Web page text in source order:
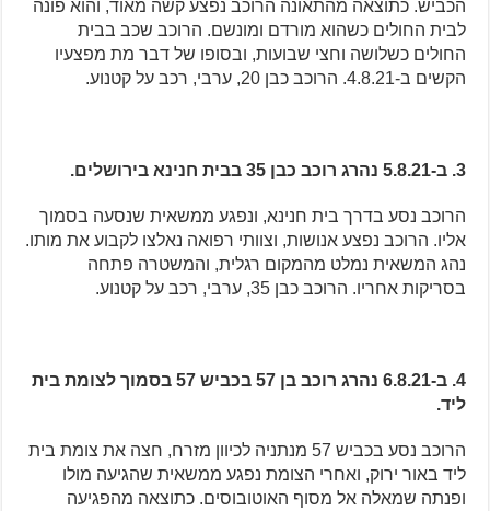
הכביש. כתוצאה מהתאונה הרוכב נפצע קשה מאוד, והוא פונה
לבית החולים כשהוא מורדם ומונשם. הרוכב שכב בבית
החולים כשלושה וחצי שבועות, ובסופו של דבר מת מפצעיו
הקשים ב-4.8.21. הרוכב כבן 20, ערבי, רכב על קטנוע.
3. ב-5.8.21 נהרג רוכב כבן 35 בבית חנינא בירושלים.
הרוכב נסע בדרך בית חנינא, ונפגע ממשאית שנסעה בסמוך
אליו. הרוכב נפצע אנושות, וצוותי רפואה נאלצו לקבוע את מותו.
נהג המשאית נמלט מהמקום רגלית, והמשטרה פתחה
בסריקות אחריו. הרוכב כבן 35, ערבי, רכב על קטנוע.
4. ב-6.8.21 נהרג רוכב בן 57 בכביש 57 בסמוך לצומת בית
ליד.
הרוכב נסע בכביש 57 מנתניה לכיוון מזרח, חצה את צומת בית
ליד באור ירוק, ואחרי הצומת נפגע ממשאית שהגיעה מולו
ופנתה שמאלה אל מסוף האוטובוסים. כתוצאה מהפגיעה